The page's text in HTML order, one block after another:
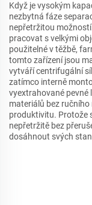
Když je vysokým
nezbytná fáze
nepřetržitou
pracovat s velkými
použitelné v těžbě,
tomto zařízení jsou
vytváří centrifugální
zatímco interně
vyextrahované pevné
materiálů bez
produktivitu. Protože
nepřetržitě bez
dosáhnout svých